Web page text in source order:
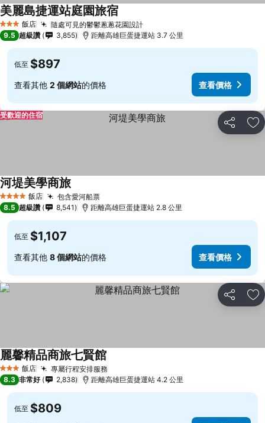
3 星級 飯店 隨處可見的鬱鬱蔥蔥花園設計
美麗島捷運站庭園旅宿
9.5 超級讚 3,855 距離高雄巨蛋捷運站 3.7 公里
低至 $897
查看其他 2 個網站的價格 查看價格
分享 加
受歡迎的住宿
4 星級 飯店 包含愛河船票
河堤美學商旅
8.5 超級讚 8,541 距離高雄巨蛋捷運站 2.8 公里
低至 $1,107
查看其他 8 個網站的價格 查看價格
分享 加
3 星級 飯店 專屬行程安排服務
麗馨精品商旅七賢館
8.3 非常好 2,838 距離高雄巨蛋捷運站 4.2 公里
低至 $809